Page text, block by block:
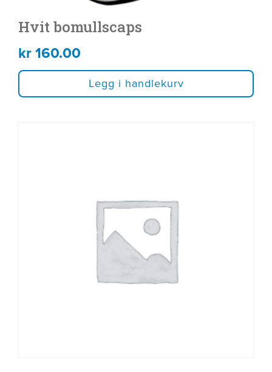
Hvit bomullscaps
kr160.00
Legg i handlekurv